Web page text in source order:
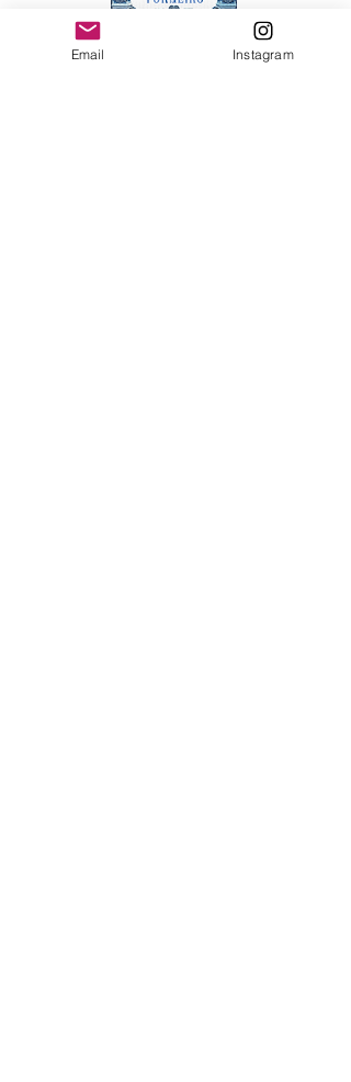
Quinta do Torneiro - Locatie
voor Evenementen en Bruiloften
Email Instagram